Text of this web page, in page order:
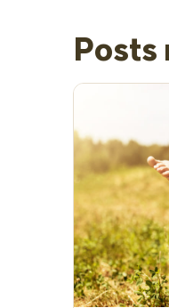
Posts